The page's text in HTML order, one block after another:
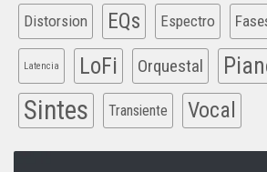
Distorsion EQs Espectro
Latencia LoFi Orquestal
Sintes Transiente Vocal